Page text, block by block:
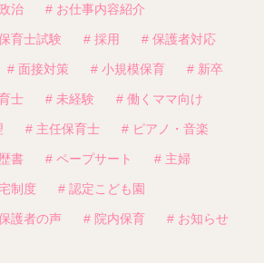
治 # お仕事内容紹介
育士試験 # 採用 # 保護者対応
# 面接対策 # 小規模保育 # 新卒
士 # 未経験 # 働くママ向け
# 主任保育士 # ピアノ・音楽
書 # ペープサート # 主婦
制度 # 認定こども園
護者の声 # 院内保育 # お知らせ